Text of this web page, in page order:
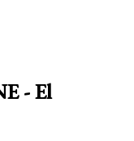
- El